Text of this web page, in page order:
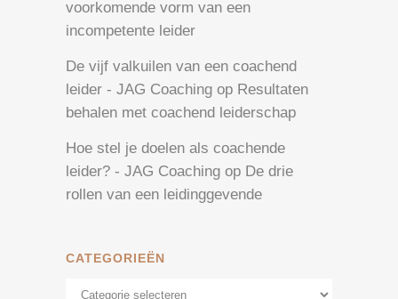
voorkomende vorm van een
incompetente leider
De vijf valkuilen van een coachend
leider - JAG Coaching op Resultaten
behalen met coachend leiderschap
Hoe stel je doelen als coachende
leider? - JAG Coaching op De drie
rollen van een leidinggevende
CATEGORIEËN
Categorieën